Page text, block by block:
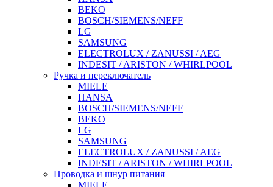
BEKO
BOSCH/SIEMENS/NEFF
LG
SAMSUNG
ELECTROLUX / ZANUSSI / AEG
INDESIT / ARISTON / WHIRLPOOL
Ручка и переключатель
MIELE
HANSA
BOSCH/SIEMENS/NEFF
BEKO
LG
SAMSUNG
ELECTROLUX / ZANUSSI / AEG
INDESIT / ARISTON / WHIRLPOOL
Проводка и шнур питания
MIELE